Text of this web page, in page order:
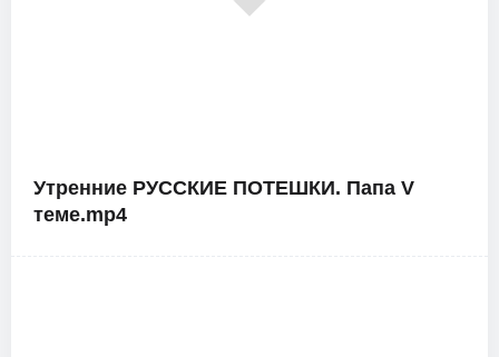
Утренние РУССКИЕ ПОТЕШКИ. Папа V
теме.mp4